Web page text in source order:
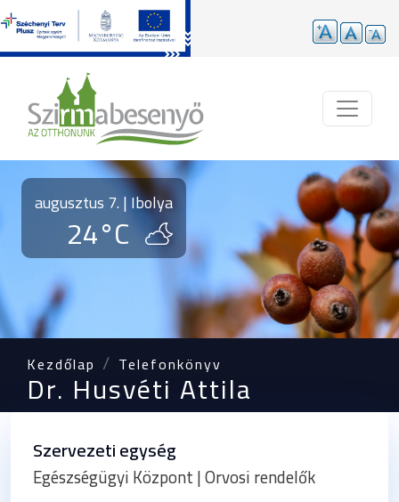
augusztus 7. | Ibolya
24°C
Kezdőlap Telefonkönyv
Dr. Husvéti Attila
Szervezeti egység
Egészségügyi Központ | Orvosi rendelők